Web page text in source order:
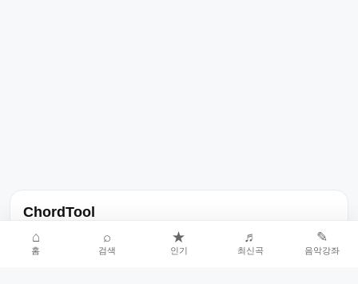
ChordTool
노래 가사, 곡 정보, 코드, 악보를 한곳에서 찾을 수 있는 음악 정보
서비스입니다.
⌂
홈
⌕
검색
★
인기
♬
최신곡
✎
음악강좌